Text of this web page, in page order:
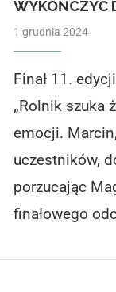
WYKOŃCZYĆ
1 grudnia 2024
Finał 11.
„Rolnik szuka
emocji.
uczestników,
porzucając
finałowego